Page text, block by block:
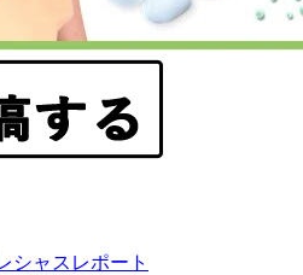
シャスレポート